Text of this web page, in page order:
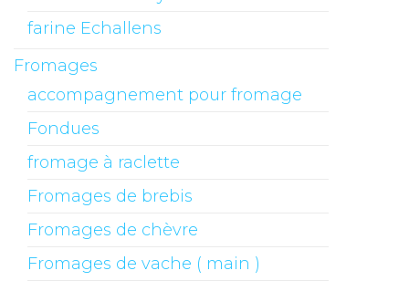
farine Echallens
Fromages
accompagnement pour fromage
Fondues
fromage à raclette
Fromages de brebis
Fromages de chèvre
Fromages de vache ( main )